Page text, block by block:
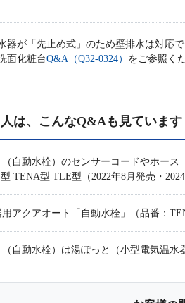
器が「先止め式」のため壁排水は対応で
面化粧台Q&A（Q32-0324） をご参照く
は、こんなQ&Aも見ています
自動水栓）のセンサーコードやホー
TENA型 TLE型（2022年8月発売・
用アクアオート「自動水栓」（品番：
自動水栓）は湯ぽっと（小型電気温水